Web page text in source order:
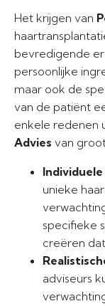
Het krijgen van
bevredigende
persoonlijke
maar ook de
van de patiënt
enkele redenen
Advies van
unieke
specifieke
creëren
adviseurs